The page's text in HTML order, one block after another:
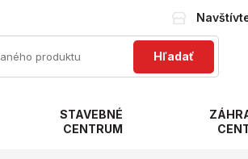
Hľadať
STAVEBNÉ
CENTRUM